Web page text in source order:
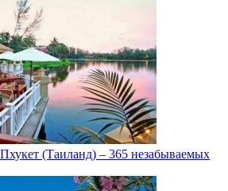
(Таиланд) – 365 незабываемых